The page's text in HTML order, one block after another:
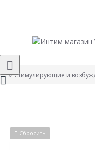
Стимулирующие и
Сбросить